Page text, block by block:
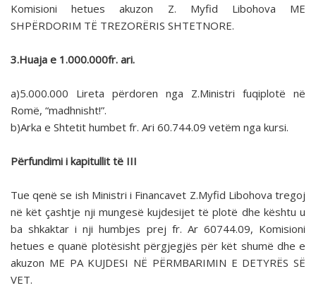
Komisioni hetues akuzon Z. Myfid Libohova ME
SHPËRDORIM TË TREZORËRIS SHTETNORE.
3.Huaja e 1.000.000fr. ari.
a)5.000.000 Lireta përdoren nga Z.Ministri fuqiplotë në
Romë, “madhnisht!”.
b)Arka e Shtetit humbet fr. Ari 60.744.09 vetëm nga kursi.
Përfundimi i kapitullit të III
Tue qenë se ish Ministri i Financavet Z.Myfid Libohova tregoj
në kët çashtje nji mungesë kujdesijet të plotë dhe kështu u
ba shkaktar i nji humbjes prej fr. Ar 60744.09, Komisioni
hetues e quanë plotësisht përgjegjës për kët shumë dhe e
akuzon ME PA KUJDESI NË PËRMBARIMIN E DETYRËS SË
VET.